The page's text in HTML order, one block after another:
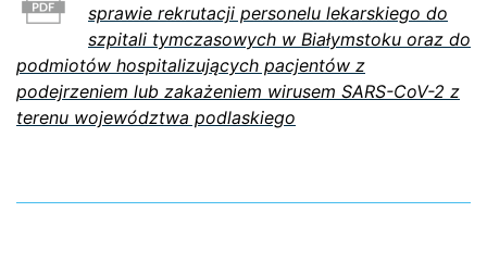
sprawie rekrutacji personelu lekarskiego do
szpitali tymczasowych w Białymstoku oraz do
podmiotów hospitalizujących pacjentów z
podejrzeniem lub zakażeniem wirusem SARS-CoV-2 z
terenu województwa podlaskiego